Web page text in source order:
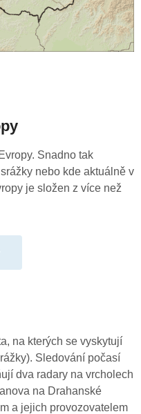
Snadno tak
nebo kde aktuálně v
je složen z více než
na kterých se vyskytují
Sledování počasí
dva radary na vrcholech
na Drahanské
a jejich provozovatelem